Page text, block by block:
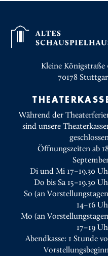
Kleine Königstraße
70178
Während der
sind unsere
Öffnungszeiten ab
Di und Mi 17–19.30
Do bis Sa 15–19.30
So (an
14–16
Mo (an
17–19
Abendkasse: 1 Stunde